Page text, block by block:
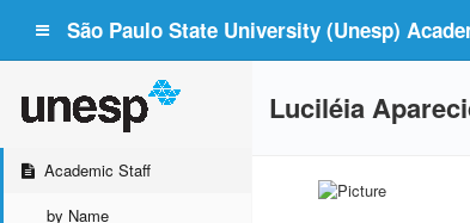
São Paulo State University (Unesp)
Academic Staff
by Name
Luciléia